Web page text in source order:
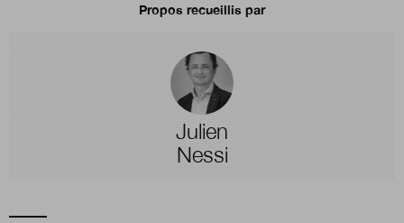
Propos recueillis par
Julien
Nessi